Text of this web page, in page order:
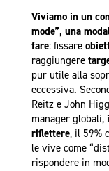
Viviamo in un
mode”, una
fare: fissare
raggiungere
pur utile alla
eccessiva.
Reitz e John
manager globali,
riflettere, il 59%
le vive come
rispondere in